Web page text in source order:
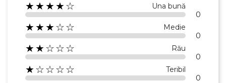
★★★★☆ Una bună
0
★★★☆☆ Medie
0
★★☆☆☆ Rău
0
★☆☆☆☆ Teribil
0